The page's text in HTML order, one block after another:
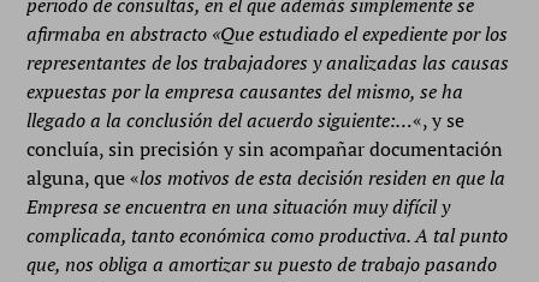
afirmaba en abstracto «Que estudiado el expediente por los
representantes de los trabajadores y analizadas las causas
expuestas por la empresa causantes del mismo, se ha
llegado a la conclusión del acuerdo siguiente:…«, y se
concluía, sin precisión y sin acompañar documentación
alguna, que «los motivos de esta decisión residen en que la
Empresa se encuentra en una situación muy difícil y
complicada, tanto económica como productiva. A tal punto
que, nos obliga a amortizar su puesto de trabajo pasando